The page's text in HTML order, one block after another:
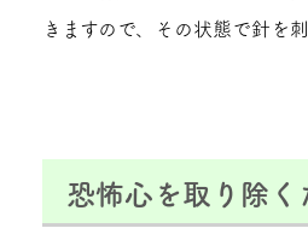
きますので、その状態で針を
恐怖心を取り除く